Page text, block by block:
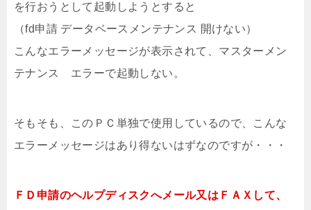
を行おうとして起動しようとすると
（fd申請 データベースメンテナンス 開けない）
こんなエラーメッセージが表示されて、マスターメン
テナンス エラーで起動しない。
そもそも、このＰＣ単独で使用しているので、こんな
エラーメッセージはあり得ないはずなのですが・・・
ＦＤ申請のヘルプディスクへメール又はＦＡＸして、